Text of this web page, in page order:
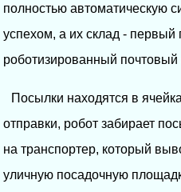
полностью автоматическую
успехом, а их склад - первый
роботизированный почтовый
Посылки находятся в
отправки, робот забирает
на транспортер, который
уличную посадочную